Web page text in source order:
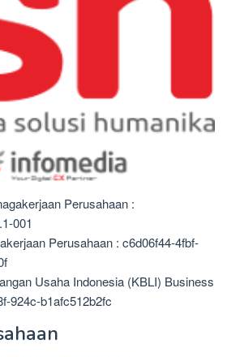
Perusahaan :
001
Perusahaan : c6d06f44-4fbf-
Usaha Indonesia (KBLI) Business
924c-b1afc512b2fc